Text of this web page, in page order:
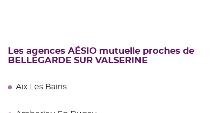
Les agences AÉSIO mutuelle proches de
BELLEGARDE SUR VALSERINE
Aix Les Bains